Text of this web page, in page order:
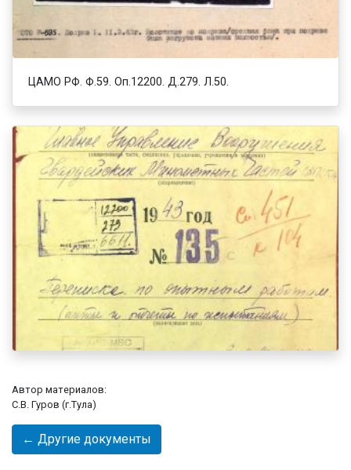
ЦАМО РФ. Ф.59. Оп.12200. Д.279. Л.50.
Автор материалов:
С.В. Гуров (г.Тула)
← Другие документы